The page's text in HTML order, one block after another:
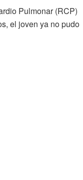
Pulmonar (RCP)
el joven ya no pudo